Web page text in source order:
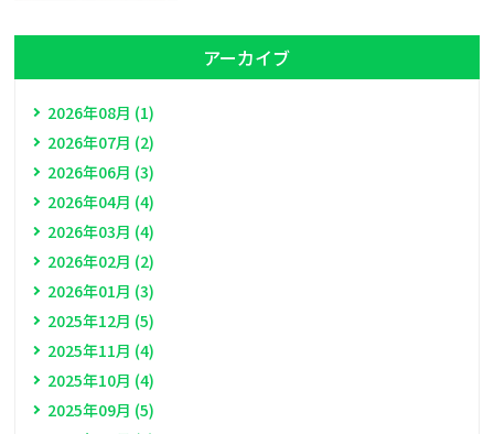
アーカイブ
2026年08月 (1)
2026年07月 (2)
2026年06月 (3)
2026年04月 (4)
2026年03月 (4)
2026年02月 (2)
2026年01月 (3)
2025年12月 (5)
2025年11月 (4)
2025年10月 (4)
2025年09月 (5)